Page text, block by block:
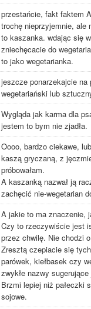
przestańcie, fakt faktem
trochę nieprzyjemnie, ale
to kaszanka. wdając się
zniechęcacie do
to jako wegetarianka.
jeszcze ponarzekajcie
wegetariański lub
Wygląda jak karma dla
jestem to bym nie zjadła.
Oooo, bardzo ciekawe,
kaszą gryczaną, z
próbowałam.
A kaszanką nazwał ją
zachęcić nie-wegetarian
A jakie to ma znaczenie,
Czy to rzeczywiście jest
przez chwilę. Nie chodzi
Zresztą czepiacie się
parówek, kiełbasek czy
zwykłe nazwy
Brzmi lepiej niż pałeczki
sojowe.